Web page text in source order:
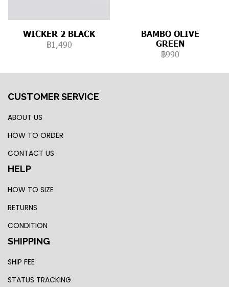
WICKER 2 BLACK
฿1,490
BAMBO OLIVE
GREEN
฿990
CUSTOMER SERVICE
ABOUT US
HOW TO ORDER
CONTACT US
HELP
HOW TO SIZE
RETURNS
CONDITION
SHIPPING
SHIP FEE
STATUS TRACKING